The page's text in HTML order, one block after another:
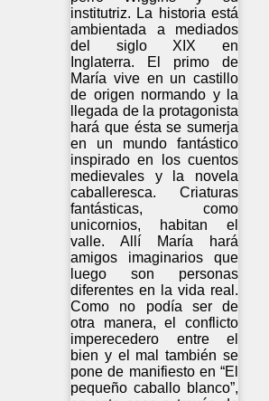
institutriz. La historia está
ambientada a mediados
del siglo XIX en
Inglaterra. El primo de
María vive en un castillo
de origen normando y la
llegada de la protagonista
hará que ésta se sumerja
en un mundo fantástico
inspirado en los cuentos
medievales y la novela
caballeresca. Criaturas
fantásticas, como
unicornios, habitan el
valle. Allí María hará
amigos imaginarios que
luego son personas
diferentes en la vida real.
Como no podía ser de
otra manera, el conflicto
imperecedero entre el
bien y el mal también se
pone de manifiesto en “El
pequeño caballo blanco”,